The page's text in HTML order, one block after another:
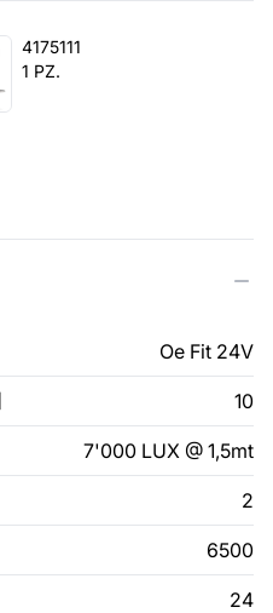
4175111
1 PZ.
Oe Fit 24V
10
7'000 LUX @ 1,5mt
2
6500
24